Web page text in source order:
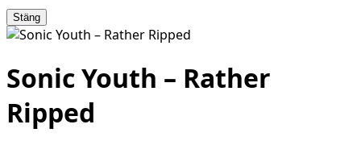
Stäng
Sonic Youth – Rather
Ripped